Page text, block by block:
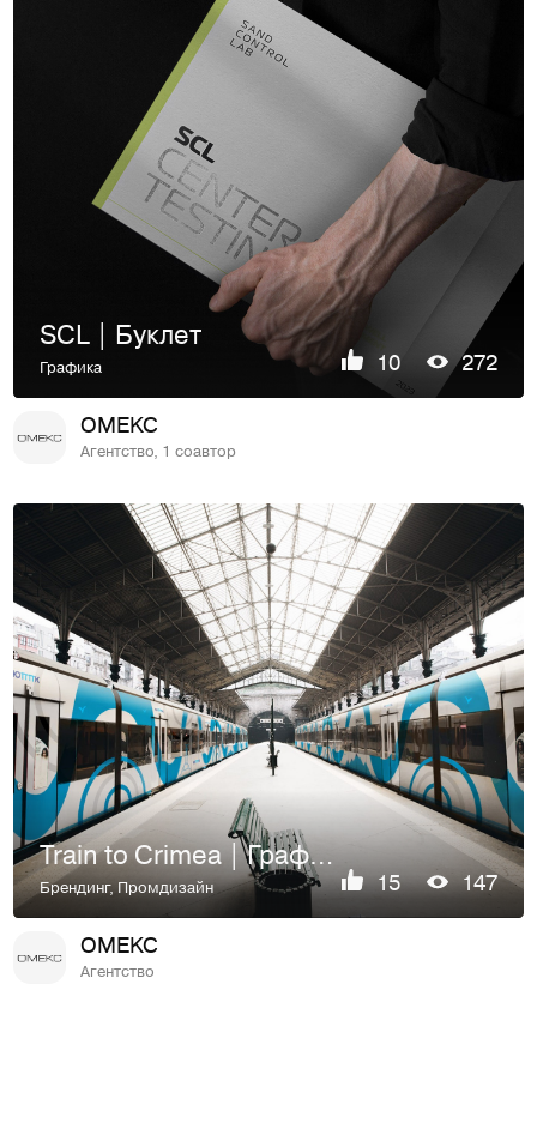
SCL | Буклет
Графика 10 272
OMEKC
Агентство, 1 соавтор
Train to Crimea | Графика
Брендинг,Промдизайн 15 147
OMEKC
Агентство